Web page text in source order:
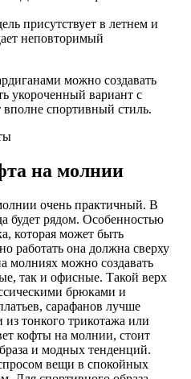
присутствует в летнем и
неповторимый
можно создавать
укороченный вариант с
спортивный стиль.
на молнии
очень практичный. В
будет рядом. Особенностью
которая может быть
работать она должна сверху
молниях можно создавать
так и офисные. Такой верх
брюками и
сарафанов лучше
из тонкого трикотажа или
кофты на молнии, стоит
и модных тенденций.
вещи в спокойных